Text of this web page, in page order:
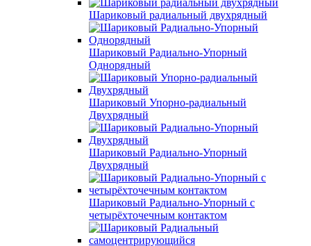
Шариковый радиальный двухрядный
Шариковый Радиально-Упорный
Однорядный
Шариковый Упорно-радиальный
Двухрядный
Шариковый Радиально-Упорный
Двухрядный
Шариковый Радиально-Упорный с
четырёхточечным контактом